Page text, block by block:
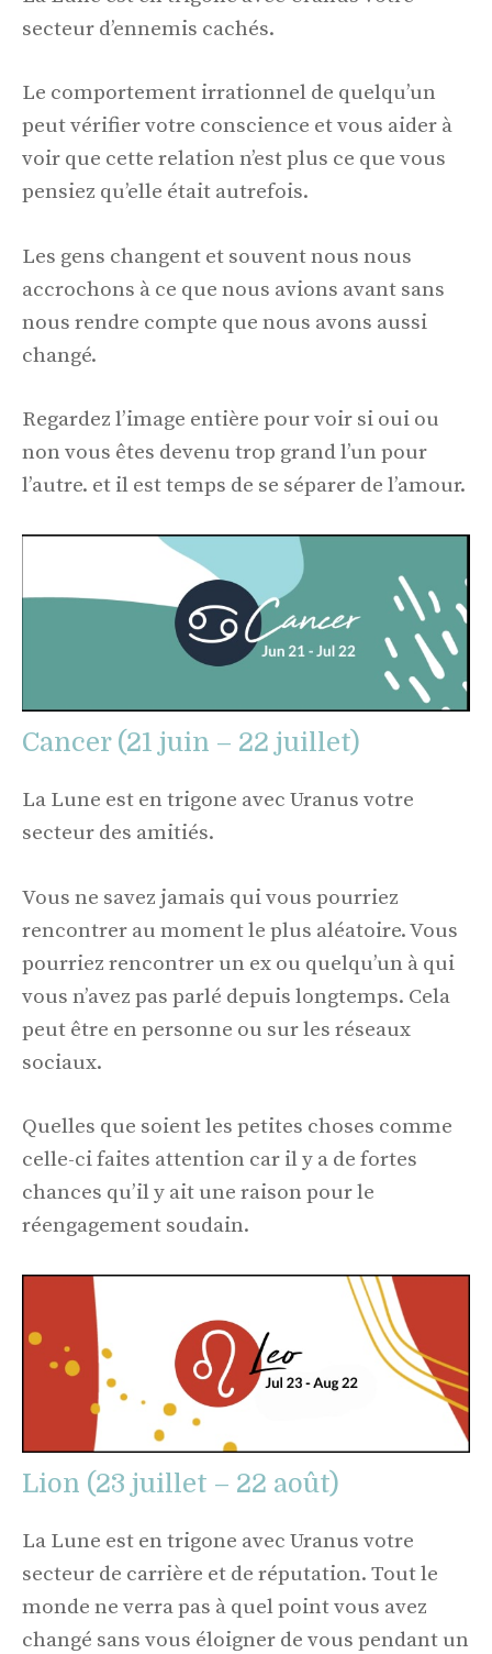
secteur d’ennemis cachés.
Le comportement irrationnel de quelqu’un
peut vérifier votre conscience et vous aider à
voir que cette relation n’est plus ce que vous
pensiez qu’elle était autrefois.
Les gens changent et souvent nous nous
accrochons à ce que nous avions avant sans
nous rendre compte que nous avons aussi
changé.
Regardez l’image entière pour voir si oui ou
non vous êtes devenu trop grand l’un pour
l’autre. et il est temps de se séparer de l’amour.
Cancer (21 juin – 22 juillet)
La Lune est en trigone avec Uranus votre
secteur des amitiés.
Vous ne savez jamais qui vous pourriez
rencontrer au moment le plus aléatoire. Vous
pourriez rencontrer un ex ou quelqu’un à qui
vous n’avez pas parlé depuis longtemps. Cela
peut être en personne ou sur les réseaux
sociaux.
Quelles que soient les petites choses comme
celle-ci faites attention car il y a de fortes
chances qu’il y ait une raison pour le
réengagement soudain.
Lion (23 juillet – 22 août)
La Lune est en trigone avec Uranus votre
secteur de carrière et de réputation. Tout le
monde ne verra pas à quel point vous avez
changé sans vous éloigner de vous pendant un